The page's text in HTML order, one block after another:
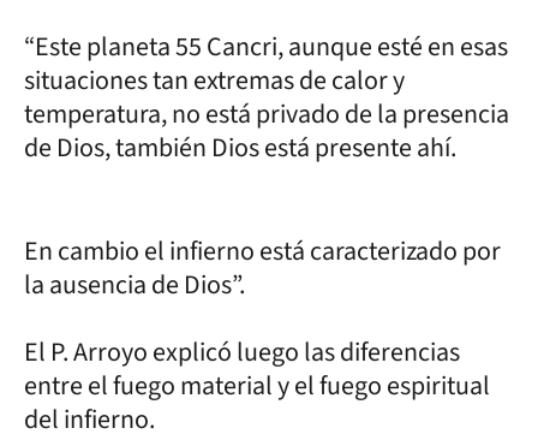
“Este planeta 55 Cancri, aunque esté en esas
situaciones tan extremas de calor y
temperatura, no está privado de la presencia
de Dios, también Dios está presente ahí.
En cambio el infierno está caracterizado por
la ausencia de Dios”.
El P. Arroyo explicó luego las diferencias
entre el fuego material y el fuego espiritual
del infierno.